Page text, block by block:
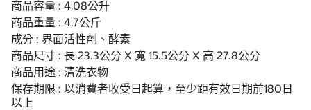
商品容量 : 4.08公升
商品重量 : 4.7公斤
成分 : 界面活性劑、酵素
商品尺寸 : 長 23.3公分 X 寬 15.5公分 X 高 27.8公分
商品用途 : 清洗衣物
保存期限 : 以消費者收受日起算，至少距有效日期前180日
以上